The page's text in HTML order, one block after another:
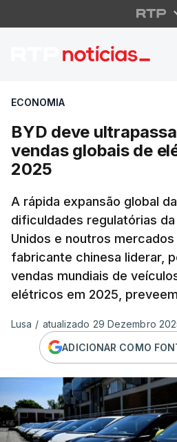
BYD deve
ECONOMIA
BYD deve
vendas globais de
2025
A rápida expansão global
dificuldades regulatórias
Unidos e noutros
fabricante chinesa liderar,
vendas mundiais de
elétricos em 2025,
Lusa / atualizado 29 Dezembro
ADICIONAR COMO